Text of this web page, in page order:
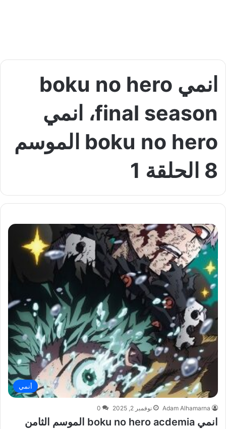
انمي boku no hero
final season، انمي
boku no hero الموسم
8 الحلقة 1
أنمي
Adam Alhamarna نوفمبر 2, 2025 0
انمي boku no hero acdemia الموسم الثامن